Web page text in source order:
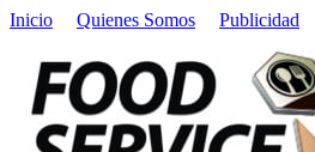
Inicio Quienes Somos Publicidad